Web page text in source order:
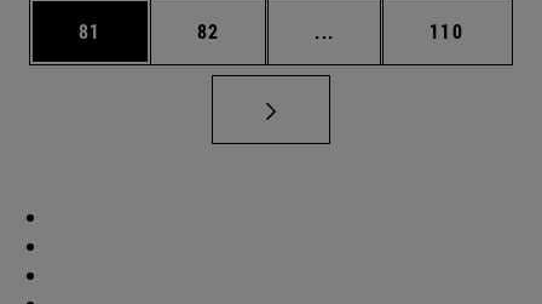
Página
81 Página
82 ... Páginas intermedias
Página
110